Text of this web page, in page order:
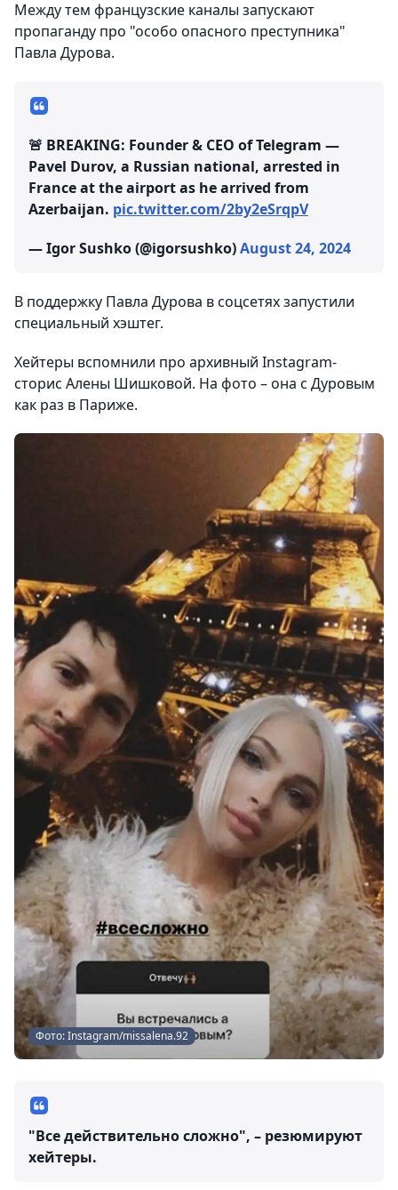
Между тем французские каналы запускают
пропаганду про "особо опасного преступника"
Павла Дурова.
🚨 BREAKING: Founder & CEO of Telegram —
Pavel Durov, a Russian national, arrested in
France at the airport as he arrived from
Azerbaijan. pic.twitter.com/2by2eSrqpV
— Igor Sushko (@igorsushko)August 24, 2024
В поддержку Павла Дурова в соцсетях запустили
специальный хэштег.
Хейтеры вспомнили про архивный Instagram-
сторис Алены Шишковой. На фото – она с Дуровым
как раз в Париже.
Фото: Instagram/missalena.92
"Все действительно сложно", – резюмируют
хейтеры.